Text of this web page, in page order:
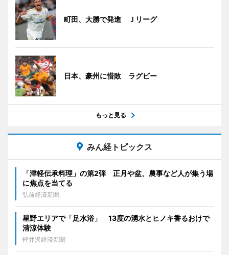
町田、大勝で発進 Ｊリーグ
日本、豪州に惜敗 ラグビー
もっと見る
みん経トピックス
「津軽伝承料理」の第2弾 正月や盆、農事など人が集う場
に焦点を当てる
弘前経済新聞
星野エリアで「足水浴」 13度の湧水とヒノキ香るおけで
清涼体験
軽井沢経済新聞